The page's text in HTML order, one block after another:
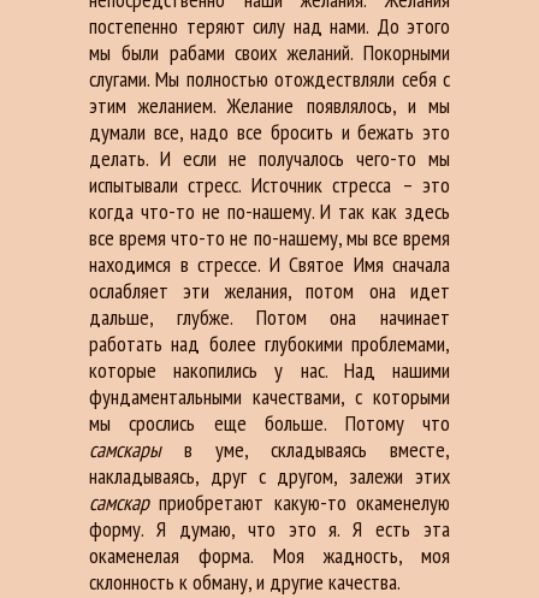
постепенно теряют силу над нами. До этого
мы были рабами своих желаний. Покорными
слугами. Мы полностью отождествляли себя с
этим желанием. Желание появлялось, и мы
думали все, надо все бросить и бежать это
делать. И если не получалось чего-то мы
испытывали стресс. Источник стресса – это
когда что-то не по-нашему. И так как здесь
все время что-то не по-нашему, мы все время
находимся в стрессе. И Святое Имя сначала
ослабляет эти желания, потом она идет
дальше, глубже. Потом она начинает
работать над более глубокими проблемами,
которые накопились у нас. Над нашими
фундаментальными качествами, с которыми
мы срослись еще больше. Потому что
самскарыв уме, складываясь вместе,
накладываясь, друг с другом, залежи этих
самскарприобретают какую-то окаменелую
форму. Я думаю, что это я. Я есть эта
окаменелая форма. Моя жадность, моя
склонность к обману, и другие качества.